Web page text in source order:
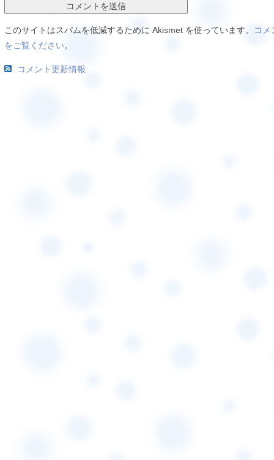
このサイトはスパムを低減するために Akismet を使っています。
コメ
をご覧ください。
コメント更新情報